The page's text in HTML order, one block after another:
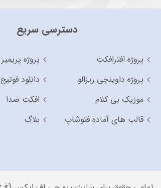
دسترسی سریع
پروژه افترافکت
پروژه پریمیر
پروژه داوینچی ریزالو
دانلود فوتیج
موزیک بی کلام
افکت صدا
قالب های آماده فتوشاپ
بلاگ